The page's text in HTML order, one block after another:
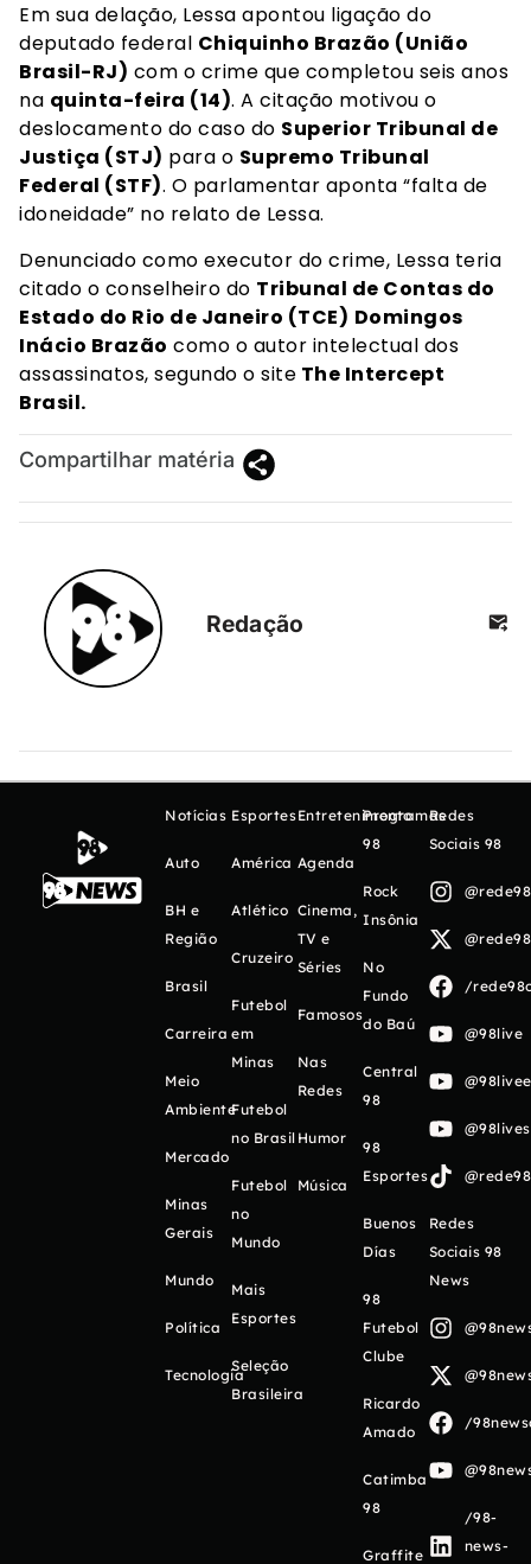
Em sua delação, Lessa apontou ligação do
deputado federal Chiquinho Brazão (União
Brasil-RJ) com o crime que completou seis anos
na quinta-feira (14). A citação motivou o
deslocamento do caso do Superior Tribunal de
Justiça (STJ) para o Supremo Tribunal
Federal (STF). O parlamentar aponta “falta de
idoneidade” no relato de Lessa.
Denunciado como executor do crime, Lessa teria
citado o conselheiro do Tribunal de Contas do
Estado do Rio de Janeiro (TCE) Domingos
Inácio Brazão como o autor intelectual dos
assassinatos, segundo o site The Intercept
Brasil.
Compartilhar matéria
Redação
Notícias
Auto
BH e
Região
Brasil
Carreira
Meio
Ambiente
Mercado
Minas
Gerais
Mundo
Política
Tecnologia
Esportes
América
Atlético
Cruzeiro
Futebol
em
Minas
Futebol
no Brasil
Futebol
no
Mundo
Mais
Esportes
Seleção
Brasileira
Entretenimento
Agenda
Cinema,
TV e
Séries
Famosos
Nas
Redes
Humor
Música
Programas
98
Rock
Insônia
No
Fundo
do Baú
Central
98
98
Esportes
Buenos
Días
98
Futebol
Clube
Ricardo
Amado
Catimba
98
Graffite
Redes
Sociais 98
/
@98live
Redes
Sociais 98
News
/
/98-
news-